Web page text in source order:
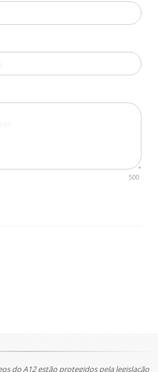
500
do A12 estão protegidos pela legislação